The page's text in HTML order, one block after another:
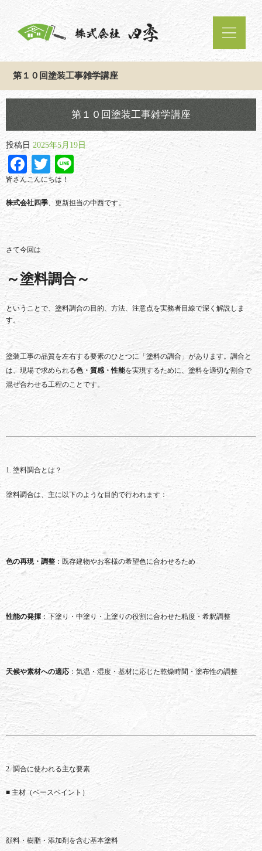
第１０回塗装工事雑学講座
第１０回塗装工事雑学講座
投稿日 2025年5月19日
Facebook
Twitter
Line
皆さんこんにちは！
株式会社四季、更新担当の中西です。
さて今回は
～塗料調合～
ということで、 塗料調合の目的、方法、 注意点を実務者目線で深 く 解説しま
す。
塗装工事の品質を左右する要素のひとつに「塗料の調合」 があり ます。 調合と
は、 現場で求められる色・質感・性能を実現するために、 塗料を適切な割合で
混ぜ合わせる工程のことです。
1. 塗料調合とは？
塗料調合は、 主に 以下のよう な 目的で行われます：
色の再現・ 調整 ： 既存建物やお客様の希望色に合わせるため
性能の発揮： 下塗り・ 中塗り・ 上塗り の役割 に合わせた粘度・ 希釈調整
天候や素材への適応 ： 気温・湿度・ 基材に 応じた乾燥時間・ 塗布性の調整
2. 調合に使われる主な要素
■ 主材（ベースペイント）
顔料・ 樹脂・ 添加剤 を含む基本塗料